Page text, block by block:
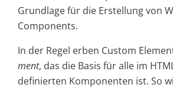
Grundlage für die Erstellung von
Components.
In der Regel erben Custom
ment, das die Basis für alle im
definierten Komponenten ist. So